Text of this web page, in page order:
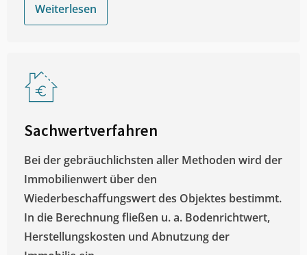
Weiterlesen
Sachwertverfahren
Bei der gebräuchlichsten aller Methoden wird der
Immobilienwert über den
Wiederbeschaffungswert des Objektes bestimmt.
In die Berechnung fließen u. a. Bodenrichtwert,
Herstellungskosten und Abnutzung der